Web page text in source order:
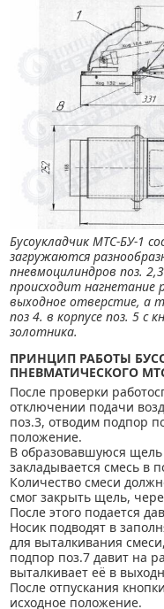
Бусоукладчик МТС-БУ-1
загружаются
пневмоцилиндров поз.
происходит нагнетание
выходное отверстие, а
поз 4. в корпусе поз. 5 с
золотника.
ПРИНЦИП РАБОТЫ
ПНЕВМАТИЧЕСКОГО
После проверки
отключении подачи
поз.3, отводим подпор
положение.
В образовавшуюся
закладывается смесь в
Количество смеси
смог закрыть щель,
После этого подается
Носик подводят в
для выталкивания
подпор поз.7 давит на
выталкивает её в
После отпускания
исходное положение.